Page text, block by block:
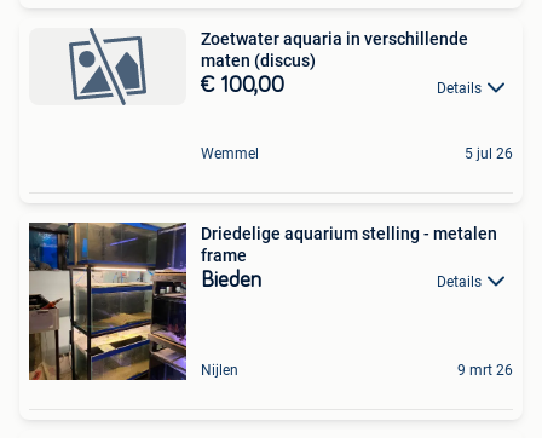
Zoetwater aquaria in verschillende
maten (discus)
€ 100,00 Details
Wemmel 5 jul 26
Driedelige aquarium stelling - metalen
frame
Bieden Details
Nijlen 9 mrt 26